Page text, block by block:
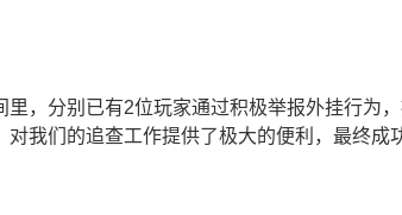
里，分别已有2位玩家通过积极举报外挂行为
对我们的追查工作提供了极大的便利，最终成